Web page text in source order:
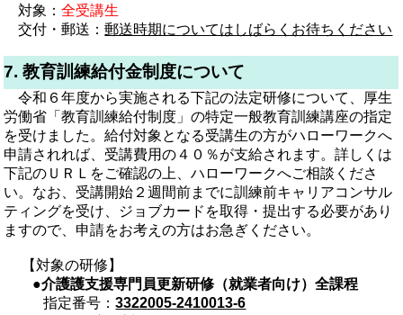
対象：全受講生
交付・郵送：郵送時期についてはしばらくお待ちください
7. 教育訓練給付金制度について
令和６年度から実施される下記の法定研修について、厚生
労働省「教育訓練給付制度」の特定一般教育訓練講座の指定
を受けました。給付対象となる受講生の方がハローワークへ
申請されれば、受講費用の４０％が支給されます。詳しくは
下記のＵＲＬをご確認の上、ハローワークへご相談くださ
い。 なお、受講開始２週間前までに訓練前キャリアコンサル
ティングを受け、ジョブカードを取得・提出する必要があり
ますので、申請をお考えの方はお急ぎください。
【対象の研修】
●介護護支援専門員更新研修（就業者向け）全課程
指定番号：3322005-2410013-6